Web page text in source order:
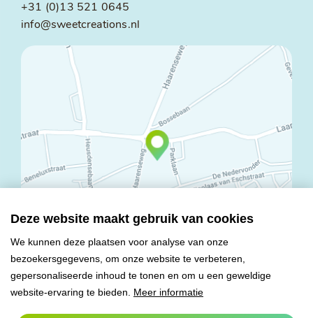
Deze website maakt gebruik van cookies
We kunnen deze plaatsen voor analyse van onze
bezoekersgegevens, om onze website te verbeteren,
gepersonaliseerde inhoud te tonen en om u een geweldige
website-ervaring te bieden. Meer informatie
+31 (0)13 521 0645
info@sweetcreations.nl
© Copyright 2026 Mareco Sweet Creations BV
Alle rechten voorbehouden